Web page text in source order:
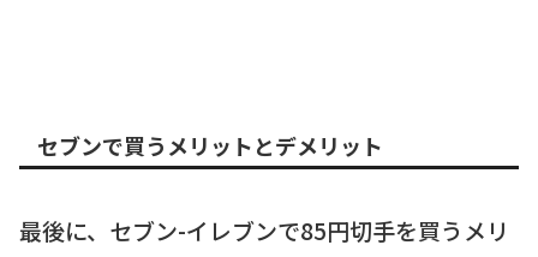
セブンで買うメリットとデメリット
最後に、セブン-イレブンで85円切手を買うメリ